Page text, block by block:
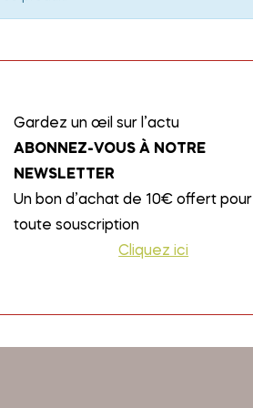
Gardez un œil sur l’actu
ABONNEZ-VOUS À NOTRE
NEWSLETTER
Un bon d’achat de 10€ offert pour
toute souscription
Cliquez ici